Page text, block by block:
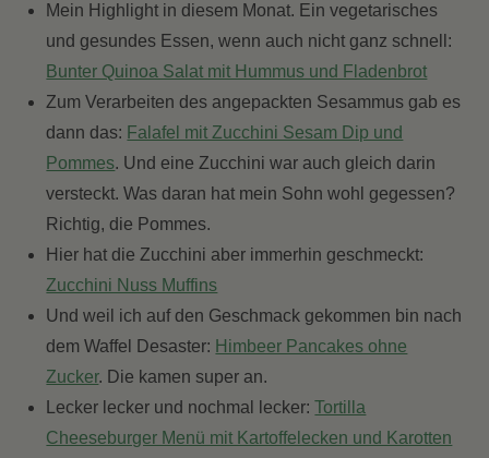
Mein Highlight in diesem Monat. Ein vegetarisches
und gesundes Essen, wenn auch nicht ganz schnell:
Bunter Quinoa Salat mit Hummus und Fladenbrot
Zum Verarbeiten des angepackten Sesammus gab es
dann das: Falafel mit Zucchini Sesam Dip und
Pommes. Und eine Zucchini war auch gleich darin
versteckt. Was daran hat mein Sohn wohl gegessen?
Richtig, die Pommes.
Hier hat die Zucchini aber immerhin geschmeckt:
Zucchini Nuss Muffins
Und weil ich auf den Geschmack gekommen bin nach
dem Waffel Desaster: Himbeer Pancakes ohne
Zucker. Die kamen super an.
Lecker lecker und nochmal lecker:Tortilla
Cheeseburger Menü mit Kartoffelecken und Karotten